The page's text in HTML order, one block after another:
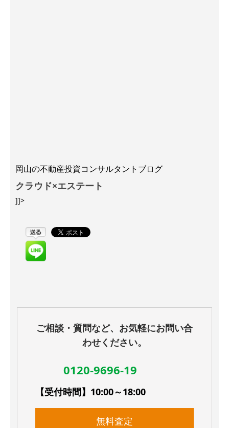
岡山の不動産投資コンサルタントブログ
クラウド×エステート
]]>
ご相談・質問など、お気軽にお問い合
わせください。
0120-9696-19
【受付時間】10:00～18:00
無料査定